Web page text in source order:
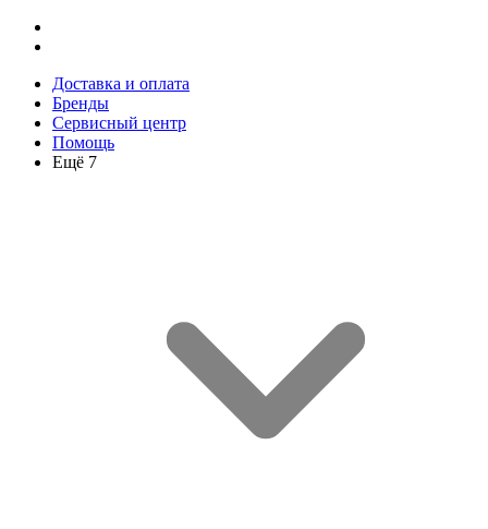
Доставка и оплата
Бренды
Сервисный центр
Помощь
Ещё 7